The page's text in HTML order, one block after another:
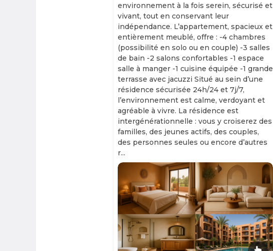
environnement à la fois serein, sécurisé et
vivant, tout en conservant leur
indépendance. L’appartement, spacieux et
entièrement meublé, offre : -4 chambres
(possibilité en solo ou en couple) -3 salles
de bain -2 salons confortables -1 espace
salle à manger -1 cuisine équipée -1 grande
terrasse avec jacuzzi Situé au sein d’une
résidence sécurisée 24h/24 et 7j/7,
l’environnement est calme, verdoyant et
agréable à vivre. La résidence est
intergénérationnelle : vous y croiserez des
familles, des jeunes actifs, des couples,
des personnes seules ou encore d’autres
r...
Slide 1 of 11